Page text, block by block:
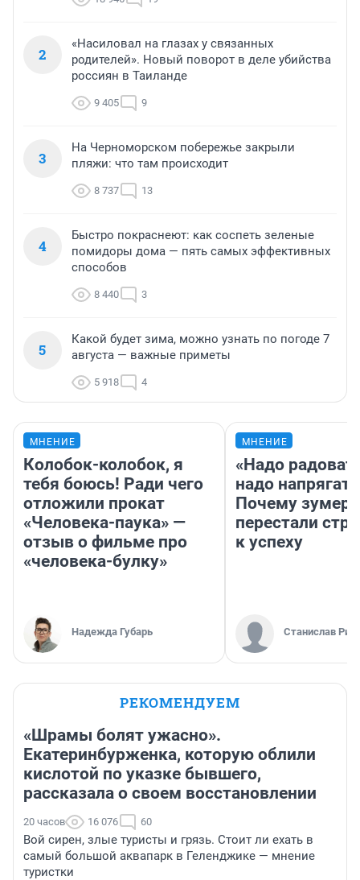
2
«Насиловал на глазах у связанных
родителей». Новый поворот в деле убийства
россиян в Таиланде
9 405 9
3
На Черноморском побережье закрыли
пляжи: что там происходит
8 737 13
4
Быстро покраснеют: как соспеть зеленые
помидоры дома — пять самых эффективных
способов
8 440 3
5
Какой будет зима, можно узнать по погоде 7
августа — важные приметы
5 918 4
МНЕНИЕ
Колобок-колобок, я
тебя боюсь! Ради чего
отложили прокат
«Человека-паука» —
отзыв о фильме про
«человека-булку»
Надежда Губарь
МНЕНИЕ
«Надо
надо
Почему
перестали
к успеху
Станислав
РЕКОМЕНДУЕМ
«Шрамы болят ужасно».
Екатеринбурженка, которую облили
кислотой по указке бывшего,
рассказала о своем восстановлении
20 часов 16 076 60
Вой сирен, злые туристы и грязь. Стоит ли ехать в
самый большой аквапарк в Геленджике — мнение
туристки